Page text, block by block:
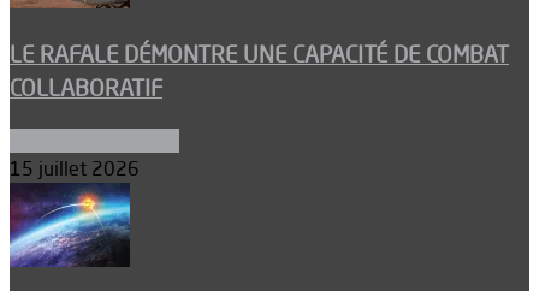
LE RAFALE DÉMONTRE UNE CAPACITÉ DE COMBAT
COLLABORATIF
15 juillet 2026